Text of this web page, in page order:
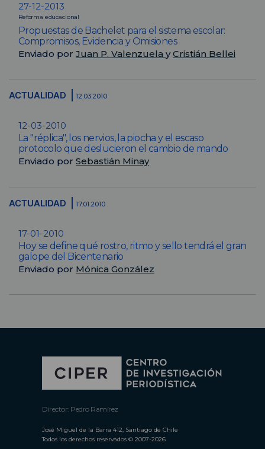
27-12-2013
Reforma educacional
Propuestas de Bachelet para el sistema escolar:
Compromisos, Evidencia y Omisiones
Enviado por Juan P. Valenzuela yCristián Bellei
ACTUALIDAD 12.03.2010
12-03-2010
La "réplica", los nervios, la piocha y el escaso
protocolo que deslucieron el cambio de mando
Enviado por Sebastián Minay
ACTUALIDAD 17.01.2010
17-01-2010
Hoy se define qué rostro, ritmo y sello tendrá el gran
galope del Bicentenario
Enviado por Mónica González
Director: Pedro Ramírez
José Miguel de la Barra 412, Santiago de Chile
Todos los derechos reservados © 2007-2026